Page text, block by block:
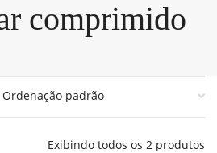
comprimido
Exibindo todos os 2 produtos